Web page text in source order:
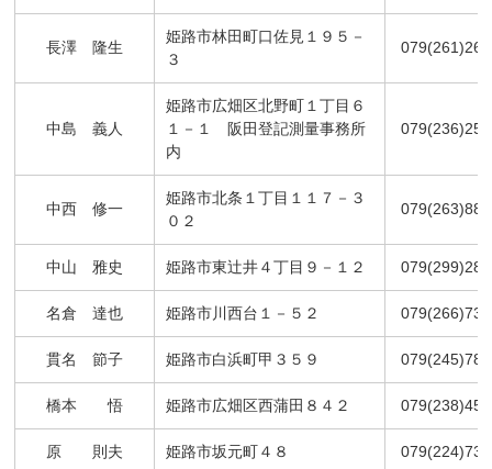
長澤 隆生
姫路市林田町口佐見１９５－
３
中島 義人
姫路市広畑区北野町１丁目６
１－１ 阪田登記測量事務所
内
中西 修一
姫路市北条１丁目１１７－３
０２
中山 雅史 姫路市東辻井４丁目９－１２
名倉 達也 姫路市川西台１－５２
貫名 節子 姫路市白浜町甲３５９
橋本 悟 姫路市広畑区西蒲田８４２
原 則夫 姫路市坂元町４８